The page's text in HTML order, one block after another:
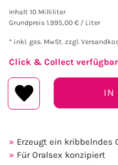
Inhalt 10 Milliliter
Grundpreis 1.995,00 € / Liter
* inkl. ges. MwSt. zzgl.
Click & Collect verfügbar
IN
Erzeugt ein kribbelndes
Für Oralsex konzipiert